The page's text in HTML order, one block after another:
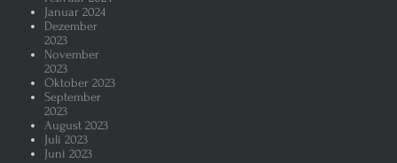
Januar 2024
Dezember
2023
November
2023
Oktober 2023
September
2023
August 2023
Juli 2023
Juni 2023